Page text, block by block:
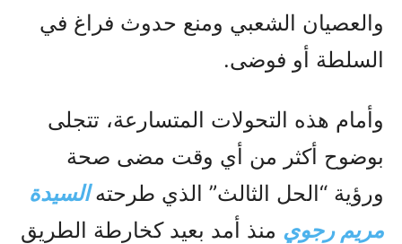
والعصيان الشعبي ومنع حدوث فراغ في
السلطة أو فوضى.
وأمام هذه التحولات المتسارعة، تتجلى
بوضوح أكثر من أي وقت مضى صحة
ورؤية “الحل الثالث” الذي طرحتهالسيدة
مريم رجوي منذ أمد بعيد كخارطة الطريق